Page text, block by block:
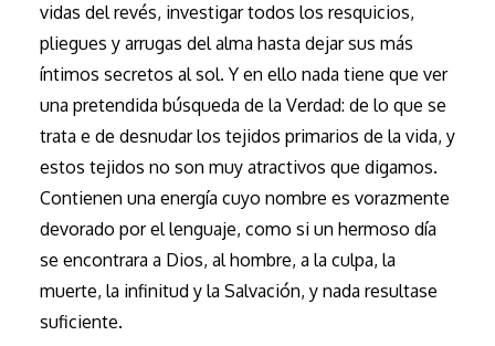
vidas del revés, investigar todos los resquicios,
pliegues y arrugas del alma hasta dejar sus más
íntimos secretos al sol. Y en ello nada tiene que ver
una pretendida búsqueda de la Verdad: de lo que se
trata e de desnudar los tejidos primarios de la vida, y
estos tejidos no son muy atractivos que digamos.
Contienen una energía cuyo nombre es vorazmente
devorado por el lenguaje, como si un hermoso día
se encontrara a Dios, al hombre, a la culpa, la
muerte, la infinitud y la Salvación, y nada resultase
suficiente.